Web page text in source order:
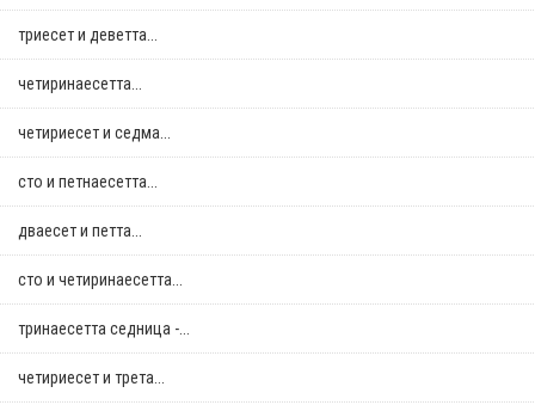
триесет и деветта...
четиринаесетта...
четириесет и седма...
сто и петнаесетта...
дваесет и петта...
сто и четиринаесетта...
тринаесетта седница -...
четириесет и трета...